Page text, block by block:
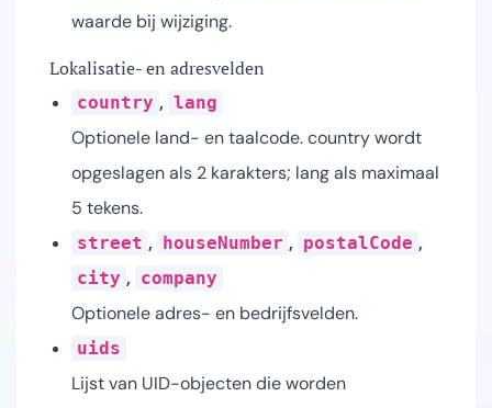
waarde bij wijziging.
Lokalisatie- en adresvelden
country , lang
Optionele land- en taalcode. country wordt
opgeslagen als 2 karakters; lang als maximaal
5 tekens.
street , houseNumber , postalCode ,
city , company
Optionele adres- en bedrijfsvelden.
uids
Lijst van UID-objecten die worden